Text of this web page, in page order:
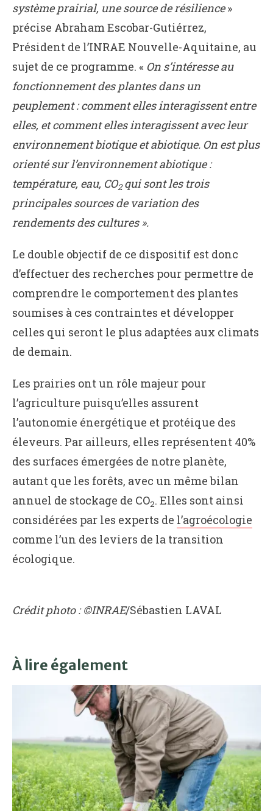
système prairial, une source de résilience»
précise Abraham Escobar-Gutiérrez,
Président de l’INRAE Nouvelle-Aquitaine, au
sujet de ce programme. « On s’intéresse au
fonctionnement des plantes dans un
peuplement : comment elles interagissent entre
elles, et comment elles interagissent avec leur
environnement biotique et abiotique. On est plus
orienté sur l’environnement abiotique :
température, eau, CO2 qui sont les trois
principales sources de variation des
rendements des cultures ».
Le double objectif de ce dispositif est donc
d’effectuer des recherches pour permettre de
comprendre le comportement des plantes
soumises à ces contraintes et développer
celles qui seront le plus adaptées aux climats
de demain.
Les prairies ont un rôle majeur pour
l’agriculture puisqu’elles assurent
l’autonomie énergétique et protéique des
éleveurs. Par ailleurs, elles représentent 40%
des surfaces émergées de notre planète,
autant que les forêts, avec un même bilan
annuel de stockage de CO2. Elles sont ainsi
considérées par les experts de l’agroécologie
comme l’un des leviers de la transition
écologique.
Crédit photo : ©INRAE/Sébastien LAVAL
À lire également